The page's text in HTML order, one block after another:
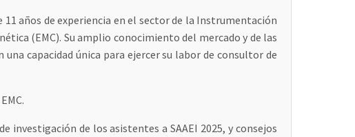
años de experiencia en el sector de la Instrumentación
(EMC). Su amplio conocimiento del mercado y de las
capacidad única para ejercer su labor de consultor de
investigación de los asistentes a SAAEI 2025, y consejos